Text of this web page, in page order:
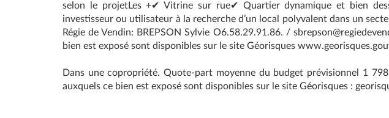
selon le projetLes +✔ Vitrine sur rue✔ Quartier dynamique et bien
investisseur ou utilisateur à la recherche d’un local polyvalent dans un
Régie de Vendin: BREPSON Sylvie O6.58.29.91.86. /
bien est exposé sont disponibles sur le site Géorisques
Dans une copropriété. Quote-part moyenne du budget prévisionnel 1
auxquels ce bien est exposé sont disponibles sur le site Géorisques :